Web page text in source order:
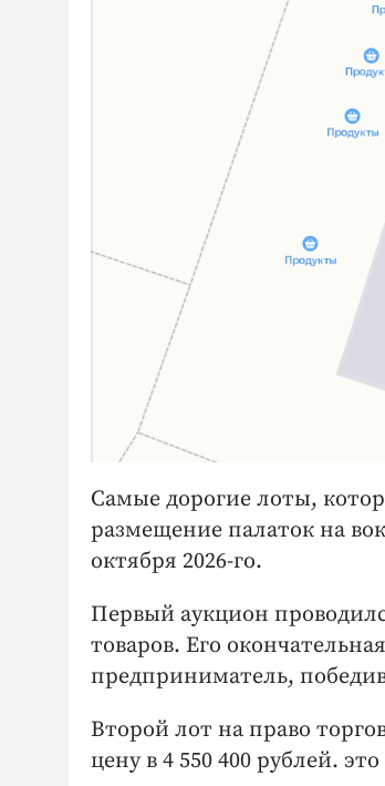
Самые дорогие лоты,
размещение палаток на
октября 2026-го.
Первый аукцион
товаров. Его
предприниматель,
Второй лот на право
цену в 4 550 400 рублей.